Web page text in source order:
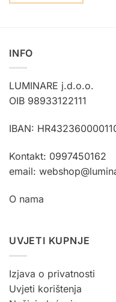
varijanti.
se
mogu
na
INFO
LUMINARE j.d.o.o.
OIB 98933122111
IBAN:
Kontakt: 0997450162
email:
O nama
UVJETI KUPNJE
Izjava o privatnosti
Uvjeti korištenja